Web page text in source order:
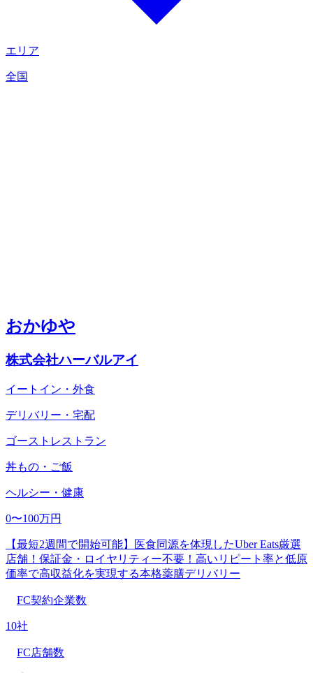
エリア
全国
おかゆや
株式会社ハーバルアイ
イートイン・外食
デリバリー・宅配
ゴーストレストラン
丼もの・ご飯
ヘルシー・健康
0〜100万円
【最短2週間で開始可能】医食同源を体現したUber Eats厳選
店舗！保証金・ロイヤリティー不要！高いリピート率と低原
価率で高収益化を実現する本格薬膳デリバリー
FC契約企業数
10社
FC店舗数